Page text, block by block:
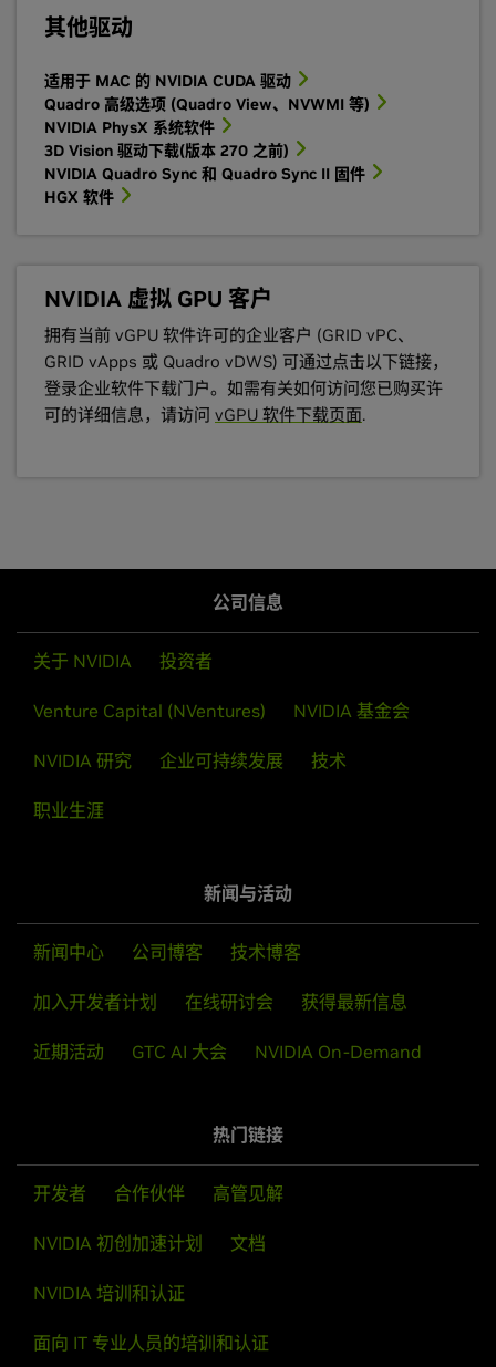
其他驱动
适用于 MAC 的 NVIDIA CUDA 驱动
Quadro 高级选项 (Quadro View、NVWMI 等)
NVIDIA PhysX 系统软件
3D Vision 驱动下载(版本 270 之前)
NVIDIA Quadro Sync 和 Quadro Sync II 固件
HGX 软件
NVIDIA 虚拟 GPU 客户
拥有当前 vGPU 软件许可的企业客户 (GRID vPC、
GRID vApps 或 Quadro vDWS) 可通过点击以下链接，
登录企业软件下载门户。如需有关如何访问您已购买许
可的详细信息，请访问 vGPU 软件下载页面.
公司信息
关于 NVIDIA 投资者
Venture Capital (NVentures) NVIDIA 基金会
NVIDIA 研究 企业可持续发展 技术
职业生涯
新闻与活动
新闻中心 公司博客 技术博客
加入开发者计划 在线研讨会 获得最新信息
近期活动 GTC AI 大会 NVIDIA On-Demand
热门链接
开发者 合作伙伴 高管见解
NVIDIA 初创加速计划 文档
NVIDIA 培训和认证
面向 IT 专业人员的培训和认证